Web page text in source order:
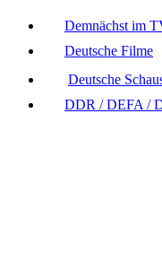
Demnächst im
Deutsche Filme
Deutsche
DDR / DEFA /